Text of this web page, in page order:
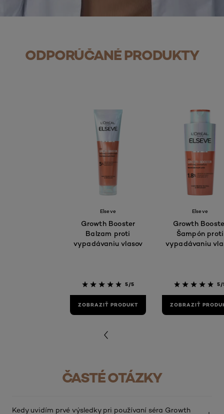
ODPORÚČANÉ PRODUKTY
Elseve
Growth Booster
Balzam proti
vypadávaniu vlasov
5/5
ZOBRAZIŤ PRODUKT
Elseve
Growth
Šampón proti
vypadávaniu
5/
ZOBRAZIŤ
ČASTÉ OTÁZKY
Kedy uvidím prvé výsledky pri používaní séra Growth